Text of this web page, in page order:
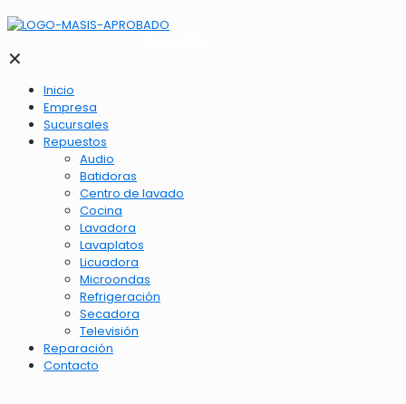
✕
Inicio
Empresa
Sucursales
Repuestos
Audio
Batidoras
Centro de lavado
Cocina
Lavadora
Lavaplatos
Licuadora
Microondas
Refrigeración
Secadora
Televisión
Reparación
Contacto